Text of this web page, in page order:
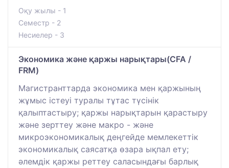
Оқу жылы - 1
Семестр - 2
Несиелер - 3
Экономика және қаржы нарықтары(CFA /
FRM)
Магистранттарда экономика мен қаржының
жұмыс істеуі туралы тұтас түсінік
қалыптастыру; қаржы нарықтарын қарастыру
және зерттеу және макро - және
микроэкономикалық деңгейде мемлекеттік
экономикалық саясатқа өзара ықпал ету;
әлемдік қаржы реттеу саласындағы барлық